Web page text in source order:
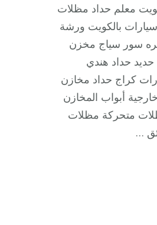
معلم حداد مظلات
بالكويت ورشة
سور سياج مخزن
حديد حداد هندي
كراج حداد مخازن
أبواب المخازن
متحركة مظلات
…